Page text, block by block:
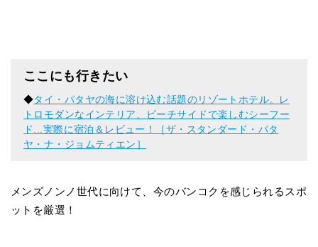
ここにも行きたい
◆タイ・パタヤの海に溶け込む話題のリゾートホテル。レ
トロモダンなインテリア、ビーチサイドで楽しむシーフー
ド...実際に宿泊＆レビュー！［ザ・スタンダード・パタ
ヤ・ナ・ジョムティエン］
メンズノンノ世代に向けて、今のバンコクを感じられるスポ
ットを厳選！